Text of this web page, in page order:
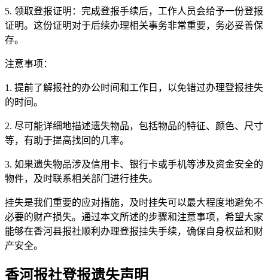
5. 领取登报证明：完成登报手续后，工作人员会给予一份登报
证明。这份证明对于后续办理相关事务非常重要，务必妥善保
存。
注意事项：
1. 提前了解报社的办公时间和工作日，以免错过办理登报挂失
的时间。
2. 尽可能详细地描述遗失物品，包括物品的特征、颜色、尺寸
等，有助于提高找回的几率。
3. 如果遗失物品涉及信用卡、银行卡或手机等涉及资金安全的
物件，及时联系相关部门进行挂失。
挂失是我们重要的应对措施，及时挂失可以最大程度地避免不
必要的财产损失。通过本文所述的步骤和注意事项，希望大家
能够在香河县报社顺利办理登报挂失手续，确保自身权益和财
产安全。
香河报社登报遗失声明